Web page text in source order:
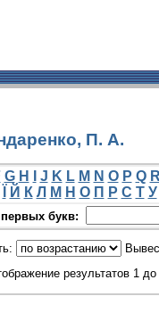
П. А.
G H J K L M N O P Q R
Й К Л М Н О П Р С Т У
букв:
результатов 1 до